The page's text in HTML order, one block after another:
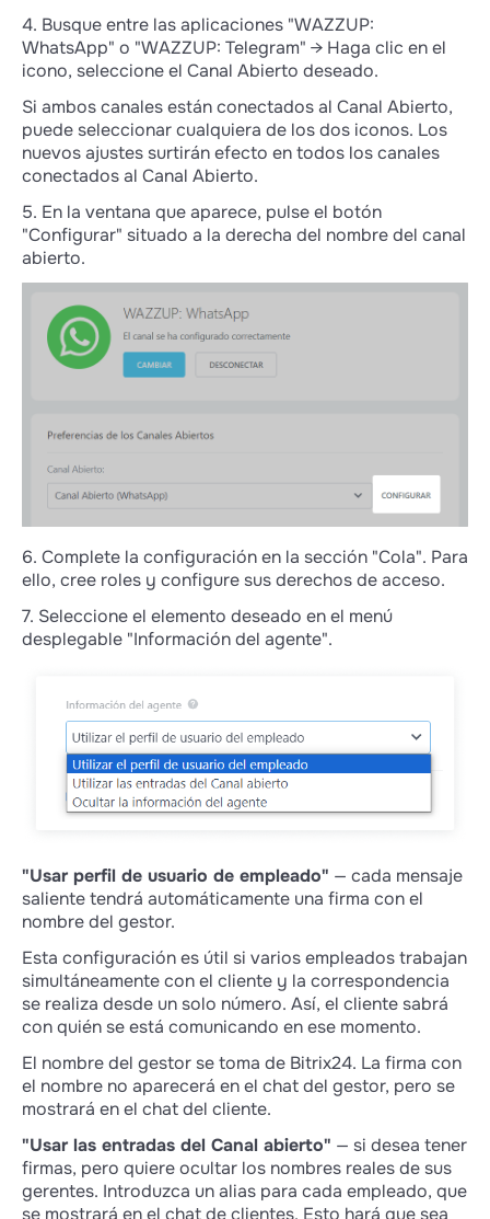
escribir a dirigir.
Wazzup permite enviar mensajes, pero
Los vendedores necesitan un presupuesto
cuando los clientes envían muchos mensajes
y el vendedor tiene que responder a uno
Cuando se trabaja a través de Wazzup, el
cliente recibirá una respuesta a su mensaje,
igual que en los mensajeros. En Open
Channels esta función no funciona
correctamente.
Los chats de Wazzup son más prácticos
para los departamentos de ventas y los
asistencia
Cuando se trabaja en los chats de Wazzup,
cada vendedor ve los diálogos sólo con los
clientes de los que es responsable en el CRM.
Esto ayuda a los gestores a no perderse en
los chats de sus compañeros. Cuando se
cambia el gestor responsable en el CRM, el
En Canales abiertos, puede pasar el diálogo
adecuada para el personal de soporte que no
gestiona CRM y trabaja con el flujo de
solicitudes.
Wazzup es más fácil de configurar
5 minutos.
Si conectas Canales Abiertos, tendrás que
abrir 8 pestañas, vencer al dragón, averiguar
más de 20 ajustes, y más subapartados a
ellos. Para ello, tendrá que estudiar el manual,
pero el resultado será el mismo.
Conclusión
Wazzup es más útil para los comerciales
porque tiene estados de mensajes, grabación
de mensajes de voz y presupuestos. También
es más fácil y rápido de configurar.
Los canales abiertos son útiles para el
personal de asistencia que no gestiona un
4. Busque entre las aplicaciones "WAZZUP:
WhatsApp" o "WAZZUP: Telegram" → Haga clic en el
icono, seleccione el Canal Abierto deseado.
Si ambos canales están conectados al Canal Abierto,
puede seleccionar cualquiera de los dos iconos. Los
nuevos ajustes surtirán efecto en todos los canales
conectados al Canal Abierto.
5. En la ventana que aparece, pulse el botón
"Configurar" situado a la derecha del nombre del canal
abierto.
6. Complete la configuración en la sección "Cola". Para
ello, cree roles y configure sus derechos de acceso.
7. Seleccione el elemento deseado en el menú
desplegable "Información del agente".
"Usar perfil de usuario de empleado" — cada mensaje
saliente tendrá automáticamente una firma con el
nombre del gestor.
Esta configuración es útil si varios empleados trabajan
simultáneamente con el cliente y la correspondencia
se realiza desde un solo número. Así, el cliente sabrá
con quién se está comunicando en ese momento.
El nombre del gestor se toma de Bitrix24. La firma con
el nombre no aparecerá en el chat del gestor, pero se
mostrará en el chat del cliente.
"Usar las entradas del Canal abierto" — si desea tener
firmas, pero quiere ocultar los nombres reales de sus
gerentes. Introduzca un alias para cada empleado, que
se mostrará en el chat de clientes. Esto hará que sea